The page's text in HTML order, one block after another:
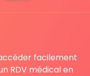
facilement
RDV médical en